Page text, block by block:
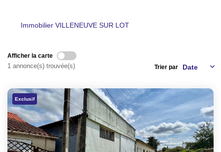
NOS AGENCES
EN
Immobilier VILLENEUVE SUR LOT
Afficher la carte
1 annonce(s) trouvée(s) Trier par
Exclusif